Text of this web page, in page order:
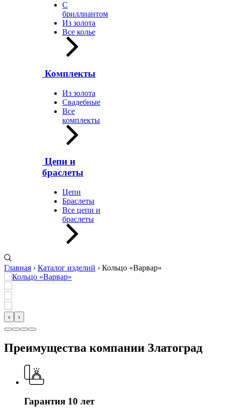
С
бриллиантом
Из золота
Все колье
Комплекты
Из золота
Свадебные
Все
комплекты
Цепи и
браслеты
Цепи
Браслеты
Все цепи и
браслеты
Главная › Каталог изделий › Кольцо «Варвар»
‹ ›
Преимущества компании Златоград
Гарантия 10 лет